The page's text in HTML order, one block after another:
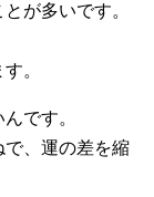
が多いです。
。
です。
で、運の差を縮